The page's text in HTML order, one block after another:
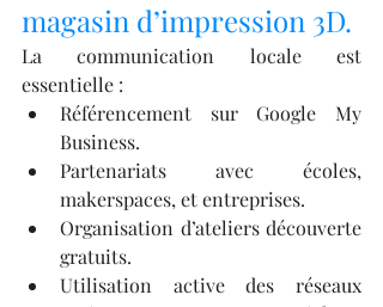
magasin d’impression 3D.
La communication locale est
essentielle :
Référencement sur Google My
Business.
Partenariats avec écoles,
makerspaces, et entreprises.
Organisation d’ateliers découverte
gratuits.
Utilisation active des réseaux